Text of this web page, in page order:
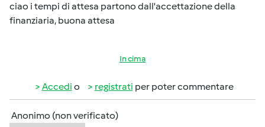
ciao i tempi di attesa partono dall'accettazione della
finanziaria, buona attesa
In cima
Accedi o registrati per poter commentare
Anonimo (non verificato)